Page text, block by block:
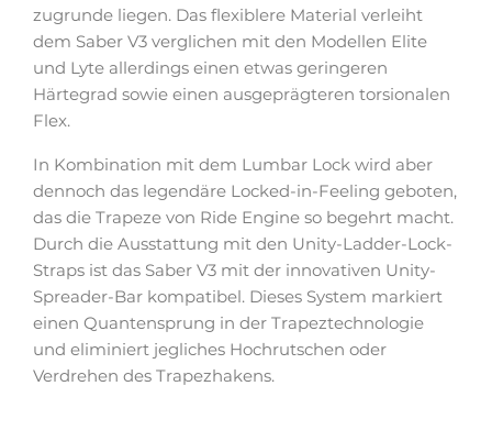
zugrunde liegen. Das flexiblere Material verleiht
dem Saber V3 verglichen mit den Modellen Elite
und Lyte allerdings einen etwas geringeren
Härtegrad sowie einen ausgeprägteren torsionalen
Flex.
In Kombination mit dem Lumbar Lock wird aber
dennoch das legendäre Locked-in-Feeling geboten,
das die Trapeze von Ride Engine so begehrt macht.
Durch die Ausstattung mit den Unity-Ladder-Lock-
Straps ist das Saber V3 mit der innovativen Unity-
Spreader-Bar kompatibel. Dieses System markiert
einen Quantensprung in der Trapeztechnologie
und eliminiert jegliches Hochrutschen oder
Verdrehen des Trapezhakens.